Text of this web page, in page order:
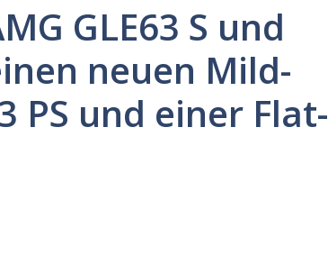
GLE63 S und
neuen Mild-
PS und einer Flat-